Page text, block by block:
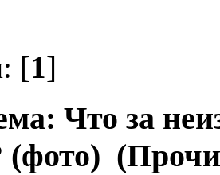
[1]
Что за
(фото)